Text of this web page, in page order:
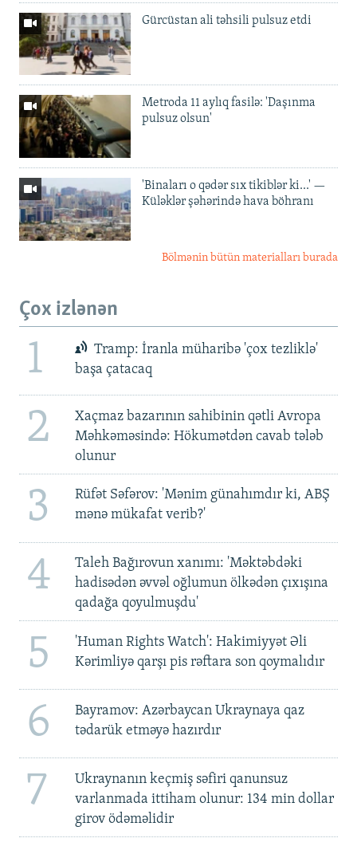
Gürcüstan ali təhsili pulsuz etdi
Metroda 11 aylıq fasilə: 'Daşınma
pulsuz olsun'
'Binaları o qədər sıx tikiblər ki...' —
Küləklər şəhərində hava böhranı
Bölmənin bütün materialları burada
Çox izlənən
1
Tramp: İranla müharibə 'çox tezliklə'
başa çatacaq
2
Xaçmaz bazarının sahibinin qətli Avropa
Məhkəməsində: Hökumətdən cavab tələb
olunur
3
Rüfət Səfərov: 'Mənim günahımdır ki, ABŞ
mənə mükafat verib?'
4
Taleh Bağırovun xanımı: 'Məktəbdəki
hadisədən əvvəl oğlumun ölkədən çıxışına
qadağa qoyulmuşdu'
5
'Human Rights Watch': Hakimiyyət Əli
Kərimliyə qarşı pis rəftara son qoymalıdır
6
Bayramov: Azərbaycan Ukraynaya qaz
tədarük etməyə hazırdır
7
Ukraynanın keçmiş səfiri qanunsuz
varlanmada ittiham olunur: 134 min dollar
girov ödəməlidir